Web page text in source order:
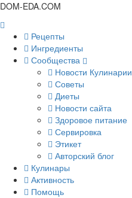
DOM-EDA.COM
Рецепты
Ингредиенты
Сообщества
Новости Кулинарии
Советы
Диеты
Новости сайта
Здоровое питание
Сервировка
Этикет
Авторский блог
Кулинары
Активность
Помощь